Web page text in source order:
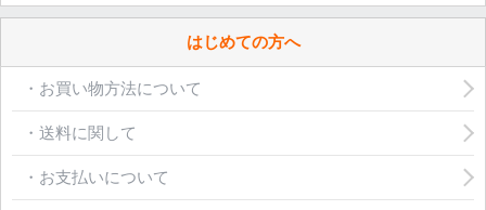
はじめての方へ
・お買い物方法について
・送料に関して
・お支払いについて